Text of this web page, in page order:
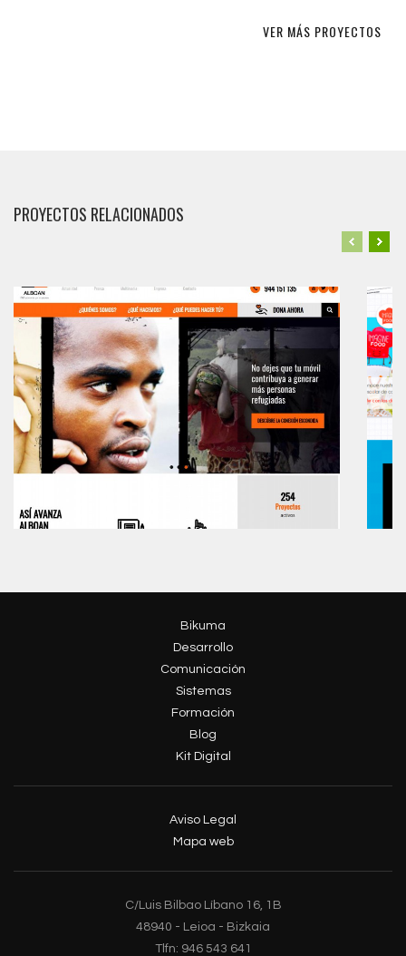
VER MÁS PROYECTOS
PROYECTOS RELACIONADOS
Bikuma
Desarrollo
Comunicación
Sistemas
Formación
Blog
Kit Digital
Aviso Legal
Mapa web
C/Luis Bilbao Líbano 16, 1B
48940 - Leioa - Bizkaia
Tlfn: 946 543 641